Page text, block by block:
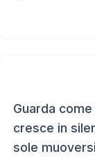
Guarda
cresce in
sole